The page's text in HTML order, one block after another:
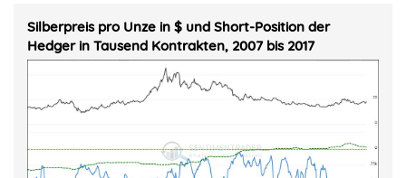
Silberpreis pro Unze in $ und Short-Position der
Hedger in Tausend Kontrakten, 2007 bis 2017